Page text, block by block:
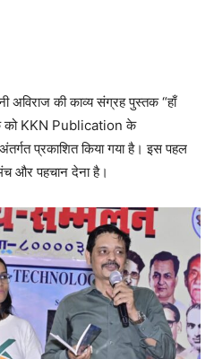
अविराज की काव्य संग्रह पुस्तक “हाँ
को KKN Publication के
प्रकाशित किया गया है। इस पहल
और पहचान देना है।